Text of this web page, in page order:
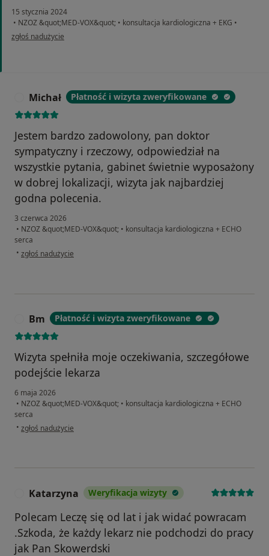
15 stycznia 2024
• NZOZ &quot;MED-VOX&quot; • konsultacja kardiologiczna + EKG •
w opinii użytkownika anna k.
zgłoś nadużycie
Michał Płatność i wizyta zweryfikowane
Jestem bardzo zadowolony, pan doktor
sympatyczny i rzeczowy, odpowiedział na
wszystkie pytania, gabinet świetnie wyposażony
w dobrej lokalizacji, wizyta jak najbardziej
godna polecenia.
3 czerwca 2026
• NZOZ &quot;MED-VOX&quot; • konsultacja kardiologiczna + ECHO
serca
• w opinii użytkownika Michał
zgłoś nadużycie
Bm Płatność i wizyta zweryfikowane
Wizyta spełniła moje oczekiwania, szczegółowe
podejście lekarza
6 maja 2026
• NZOZ &quot;MED-VOX&quot; • konsultacja kardiologiczna + ECHO
serca
• w opinii użytkownika Bm
zgłoś nadużycie
Katarzyna Weryfikacja wizyty
Polecam Leczę się od lat i jak widać powracam
.Szkoda, że każdy lekarz nie podchodzi do pracy
jak Pan Skowerdski